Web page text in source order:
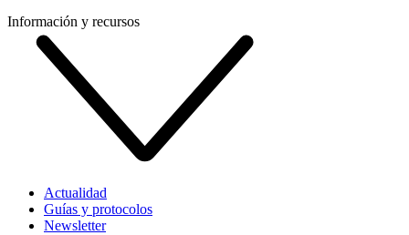
Información y recursos
Actualidad
Guías y protocolos
Newsletter